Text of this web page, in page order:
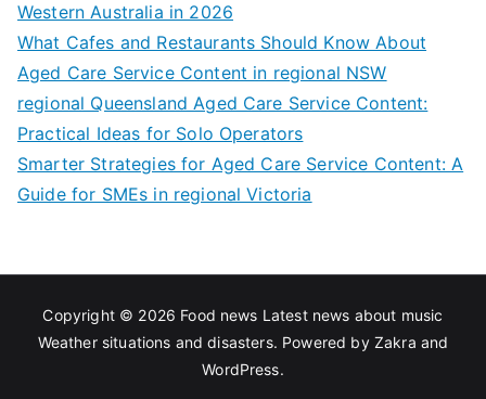
Western Australia in 2026
What Cafes and Restaurants Should Know About
Aged Care Service Content in regional NSW
regional Queensland Aged Care Service Content:
Practical Ideas for Solo Operators
Smarter Strategies for Aged Care Service Content: A
Guide for SMEs in regional Victoria
Copyright © 2026 Food news Latest news about music
Weather situations and disasters. Powered by Zakra and
WordPress.